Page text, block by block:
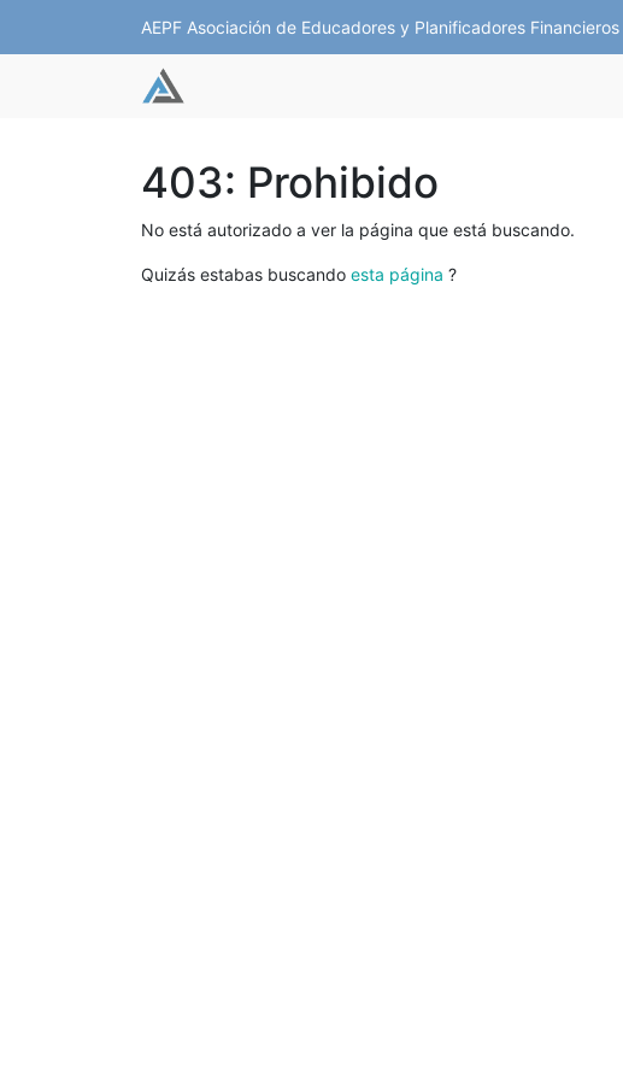
AEPF Asociación de Educadores y Planificadores Financieros
403: Prohibido
No está autorizado a ver la página que está buscando.
Quizás estabas buscando esta página ?